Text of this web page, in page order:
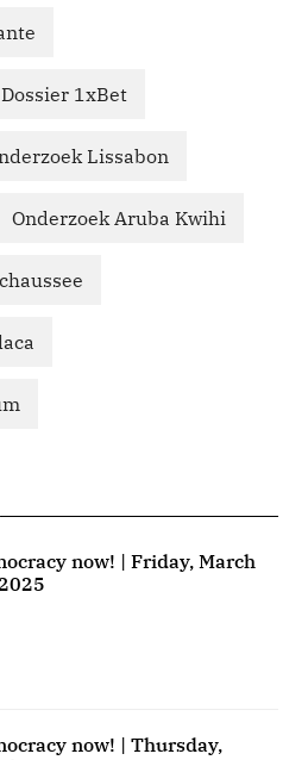
Dossier 1xBet
Lissabon
Onderzoek Aruba Kwihi
now! | Friday, March
now! | Thursday,